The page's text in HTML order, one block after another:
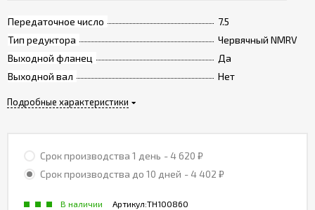
Передаточное число
7.5
Тип редуктора
Червячный NMRV
Выходной фланец
Да
Выходной вал
Нет
Подробные характеристики
Срок производства 1 день - 4 620 ₽
Срок производства до 10 дней - 4 402 ₽
Артикул:TH100860
В наличии